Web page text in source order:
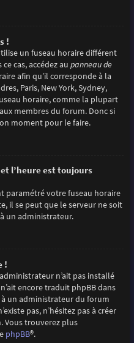
!
un fuseau horaire différent
cas, accédez au panneau de
afin qu’il corresponde à la
Paris, New York, Sydney,
horaire, comme la plupart
membres du forum. Donc si
moment pour le faire.
l’heure est toujours
paramétré votre fuseau horaire
il se peut que le serveur ne soit
un administrateur.
!
n’ait pas installé
encore traduit phpBB dans
un administrateur du forum
pas, n’hésitez pas à créer
Vous trouverez plus
phpBB®.